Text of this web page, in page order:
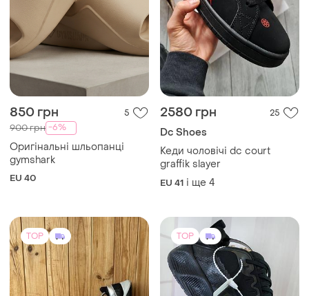
850 грн 5
900 грн -6%
Оригінальні шльопанці
gymshark
EU 40
2580 грн 25
Dc Shoes
Кеди чоловічі dc court
graffik slayer
EU 41 і ще 4
TOP TOP